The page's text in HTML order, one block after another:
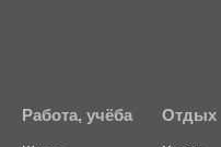
Работа, учёба Отдых